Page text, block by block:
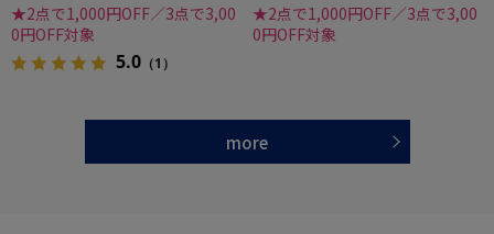
★2点で1,000円OFF／3点で3,00
0円OFF対象
5.0 （1）
★2点で1,000円OFF／3点で3,00
0円OFF対象
more